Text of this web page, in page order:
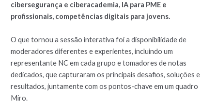
cibersegurança e ciberacademia, IA para PME e
profissionais, competências digitais para jovens.
O que tornou a sessão interativa foi a disponibilidade de
moderadores diferentes e experientes, incluindo um
representante NC em cada grupo e tomadores de notas
dedicados, que capturaram os principais desafios, soluções e
resultados, juntamente com os pontos-chave em um quadro
Miro.